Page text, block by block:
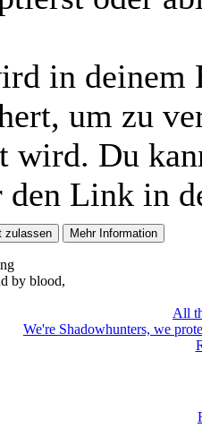
in deinem
um zu
wird. Du
den Link in
by blood,
All
We're Shadowhunters, we